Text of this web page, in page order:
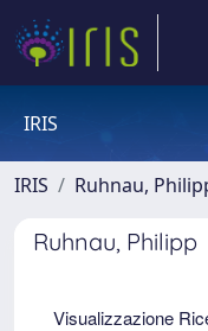
IRIS
IRIS Ruhnau,
Ruhnau, Philipp
Visualizzazione